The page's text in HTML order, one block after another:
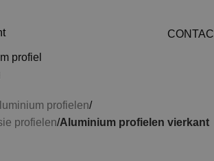
profielen
profielen Aluminium profielen vierkant